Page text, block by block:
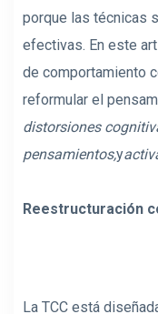
porque las técnicas
efectivas. En este
de comportamiento
reformular el
distorsiones
pensamientos,y
Reestructuración
La TCC está